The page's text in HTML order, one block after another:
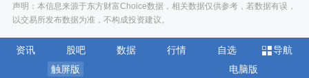
声明：本信息来源于东方财富Choice数据，相关数据仅供参考，若数据有误，
以交易所发布数据为准，不构成投资建议。
资讯 股吧 数据 行情 自选
导航
触屏版
电脑版